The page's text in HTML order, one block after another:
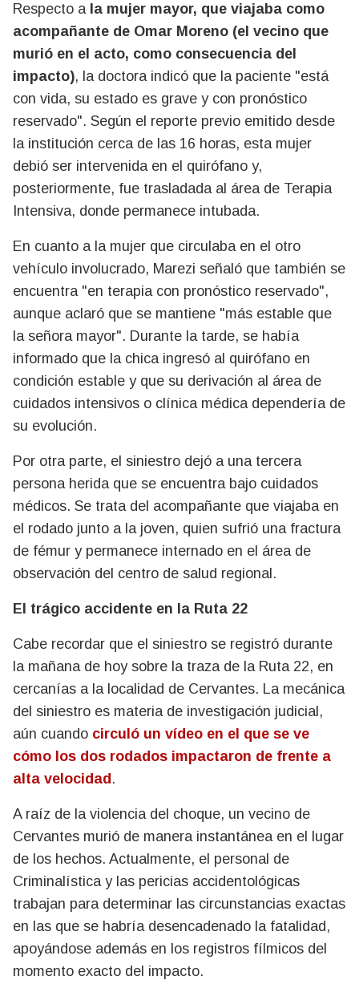
Respecto a la mujer mayor, que viajaba como
acompañante de Omar Moreno (el vecino que
murió en el acto, como consecuencia del
impacto), la doctora indicó que la paciente "está
con vida, su estado es grave y con pronóstico
reservado". Según el reporte previo emitido desde
la institución cerca de las 16 horas, esta mujer
debió ser intervenida en el quirófano y,
posteriormente, fue trasladada al área de Terapia
Intensiva, donde permanece intubada.
En cuanto a la mujer que circulaba en el otro
vehículo involucrado, Marezi señaló que también se
encuentra "en terapia con pronóstico reservado",
aunque aclaró que se mantiene "más estable que
la señora mayor". Durante la tarde, se había
informado que la chica ingresó al quirófano en
condición estable y que su derivación al área de
cuidados intensivos o clínica médica dependería de
su evolución.
Por otra parte, el siniestro dejó a una tercera
persona herida que se encuentra bajo cuidados
médicos. Se trata del acompañante que viajaba en
el rodado junto a la joven, quien sufrió una fractura
de fémur y permanece internado en el área de
observación del centro de salud regional.
El trágico accidente en la Ruta 22
Cabe recordar que el siniestro se registró durante
la mañana de hoy sobre la traza de la Ruta 22, en
cercanías a la localidad de Cervantes. La mecánica
del siniestro es materia de investigación judicial,
aún cuando circuló un vídeo en el que se ve
cómo los dos rodados impactaron de frente a
alta velocidad .
A raíz de la violencia del choque, un vecino de
Cervantes murió de manera instantánea en el lugar
de los hechos. Actualmente, el personal de
Criminalística y las pericias accidentológicas
trabajan para determinar las circunstancias exactas
en las que se habría desencadenado la fatalidad,
apoyándose además en los registros fílmicos del
momento exacto del impacto.